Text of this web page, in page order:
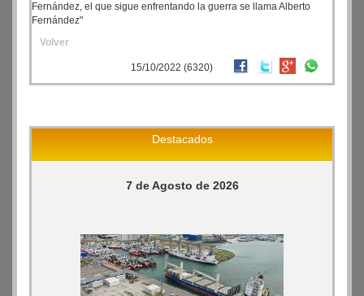
Fernández, el que sigue enfrentando la guerra se llama Alberto
Fernández"
Volver
15/10/2022 (6320)
Destacados
7 de Agosto de 2026